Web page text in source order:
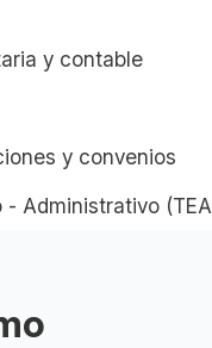
y contable
y convenios
Administrativo